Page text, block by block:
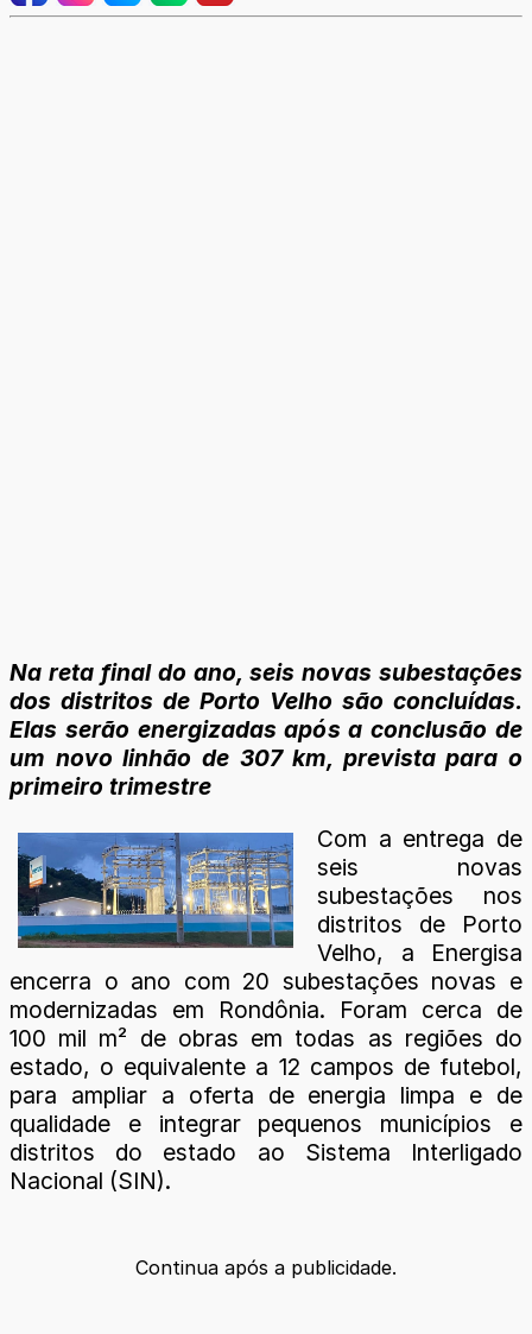
Na reta final do ano, seis novas subestações
dos distritos de Porto Velho são concluídas.
Elas serão energizadas após a conclusão de
um novo linhão de 307 km, prevista para o
primeiro trimestre
Com a entrega de
seis novas
subestações nos
distritos de Porto
Velho, a Energisa
encerra o ano com 20 subestações novas e
modernizadas em Rondônia. Foram cerca de
100 mil m² de obras em todas as regiões do
estado, o equivalente a 12 campos de futebol,
para ampliar a oferta de energia limpa e de
qualidade e integrar pequenos municípios e
distritos do estado ao Sistema Interligado
Nacional (SIN).
Continua após a publicidade.